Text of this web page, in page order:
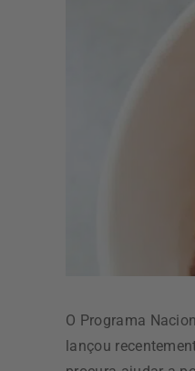
O Programa
lançou